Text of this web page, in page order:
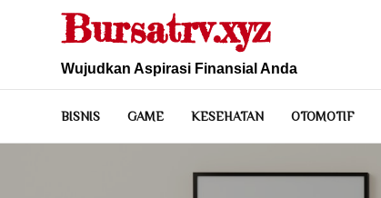
Bursatrv.xyz
Wujudkan Aspirasi Finansial Anda
BISNIS GAME KESEHATAN OTOMOTIF